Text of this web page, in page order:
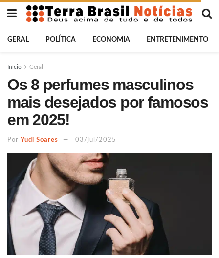
GERAL POLÍTICA ECONOMIA ENTRETENIMENTO
Início Geral
Os 8 perfumes masculinos
mais desejados por famosos
em 2025!
Por Yudi Soares 03/jul/2025